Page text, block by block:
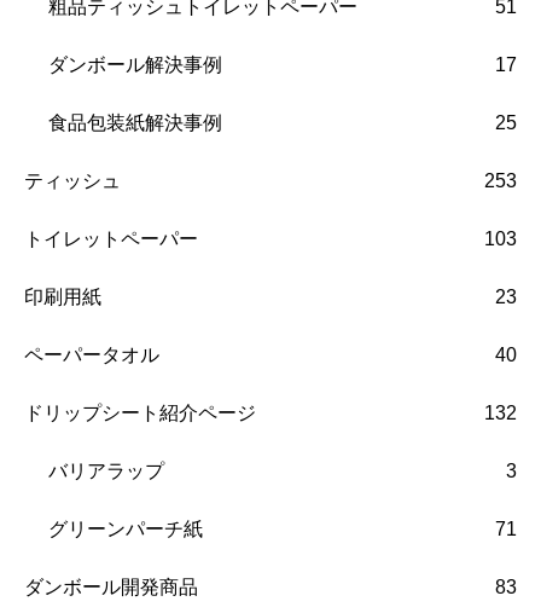
粗品ティッシュトイレットペーパー 51
ダンボール解決事例 17
食品包装紙解決事例 25
ティッシュ 253
トイレットペーパー 103
印刷用紙 23
ペーパータオル 40
ドリップシート紹介ページ 132
バリアラップ 3
グリーンパーチ紙 71
ダンボール開発商品 83